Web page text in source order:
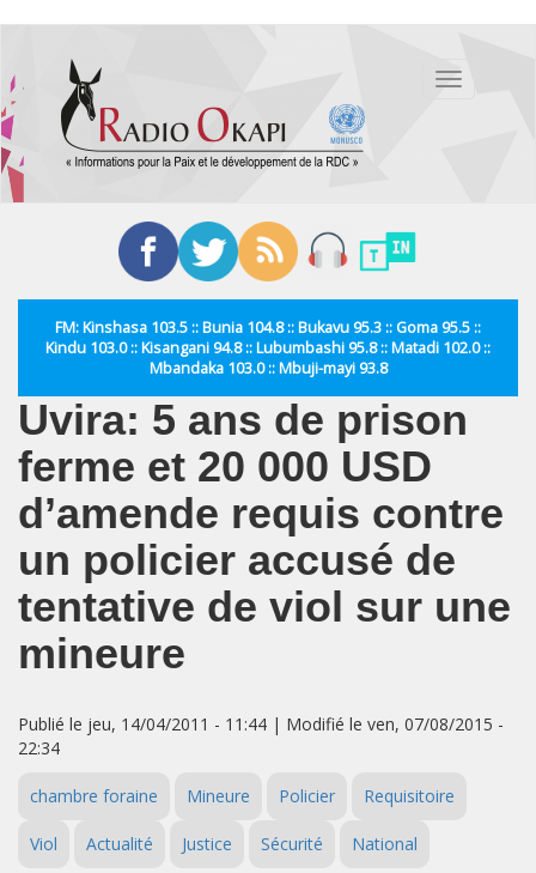
contenu
principal
Toggle
FM: Kinshasa 103.5 :: Bunia 104.8 :: Bukavu 95.3 :: Goma 95.5 ::
Kindu 103.0 :: Kisangani 94.8 :: Lubumbashi 95.8 :: Matadi 102.0 ::
Mbandaka 103.0 :: Mbuji-mayi 93.8
Uvira: 5 ans de prison
ferme et 20 000 USD
d’amende requis contre
un policier accusé de
tentative de viol sur une
mineure
Publié le jeu, 14/04/2011 - 11:44 | Modifié le ven, 07/08/2015 -
22:34
chambre foraine Mineure Policier Requisitoire
Viol Actualité Justice Sécurité National